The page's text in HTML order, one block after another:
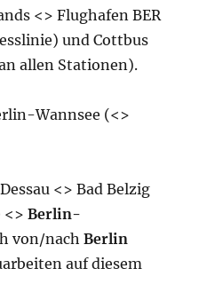
<> Flughafen BER
und Cottbus
allen Stationen).
Wannsee (<>
<> Bad Belzig
<>Berlin-
von/nachBerlin
auf diesem